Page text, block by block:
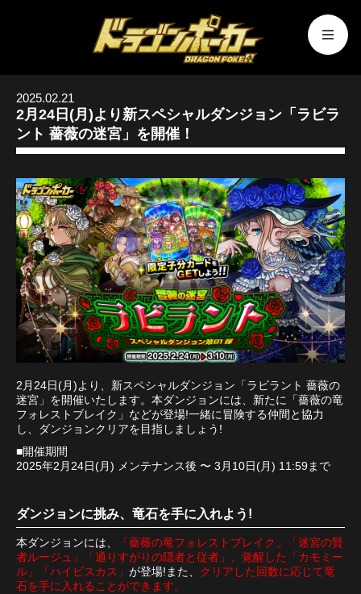
2025.02.21
2月24日(月)より新スペシャルダンジョン「ラビラ
ント 薔薇の迷宮」を開催！
2月24日(月)より、新スペシャルダンジョン「ラビラント 薔薇の
迷宮」を開催いたします。本ダンジョンには、新たに「薔薇の竜
フォレストブレイク」などが登場!一緒に冒険する仲間と協力
し、ダンジョンクリアを目指しましょう!
■開催期間
2025年2月24日(月) メンテナンス後 〜 3月10日(月) 11:59まで
ダンジョンに挑み、竜石を手に入れよう!
本ダンジョンには、
「薔薇の竜フォレストブレイク」「迷宮の賢
者ルージュ」「通りすがりの隠者と従者」、覚醒した「カモミー
ル」「ハイビスカス」 が登場!また、 クリアした回数に応じて竜
石を手に入れることができます。